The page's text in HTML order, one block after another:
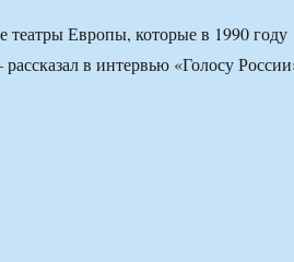
театры Европы, которые в 1990 году
в интервью «Голосу